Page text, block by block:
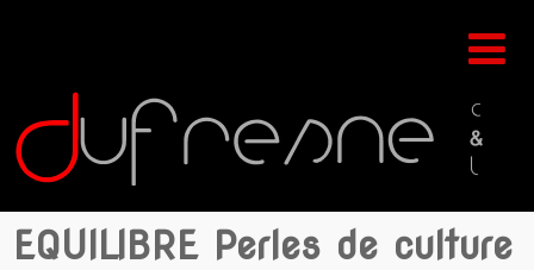
EQUILIBRE Perles de culture